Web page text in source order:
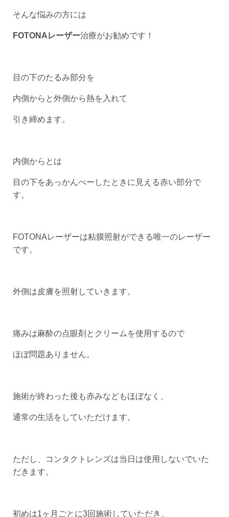
そんな悩みの方には
FOTONAレーザー治療がお勧めです！
目の下のたるみ部分を
内側からと外側から熱を入れて
引き締めます。
内側からとは
目の下をあっかんべーしたときに見える赤い部分で
す。
FOTONAレーザーは粘膜照射ができる唯一のレーザー
です。
外側は皮膚を照射していきます。
痛みは麻酔の点眼剤とクリームを使用するので
ほぼ問題ありません。
施術が終わった後も赤みなどもほぼなく、
通常の生活をしていただけます。
ただし、コンタクトレンズは当日は使用しないでいた
だきます。
初めは1ヶ月ごとに3回施術していただき、